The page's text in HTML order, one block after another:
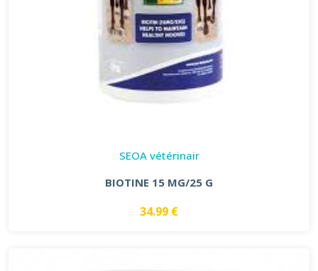
SEOA vétérinair
BIOTINE 15 MG/25 G
34.99 €